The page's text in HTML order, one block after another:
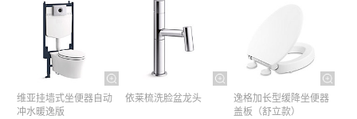
维亚挂墙式坐便器自动
冲水暖逸版
依莱梳洗脸盆龙头
逸格加长型缓降坐便器
盖板（舒立款）